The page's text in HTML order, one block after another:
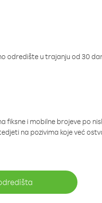
odredište u trajanju od 30
i mobilne brojeve po
na pozivima koje već